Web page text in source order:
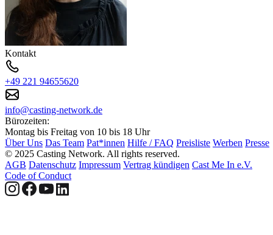
Kontakt
+49 221 94655620
info@casting-network.de
Bürozeiten:
Montag bis Freitag von 10 bis 18 Uhr
Über Uns Das Team Pat*innen Hilfe / FAQ Preisliste Werben Presse
© 2025 Casting Network. All rights reserved.
AGB Datenschutz Impressum Vertrag kündigen Cast Me In e.V.
Code of Conduct